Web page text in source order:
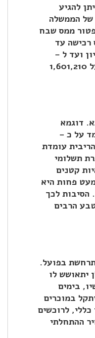
להגיע
של הממשלה
ממס שבח
מפטור ממס רכישה עד
דירה ראשונה). על חלק השווי מ – 1.35 מיליון ועד ל –
1,601,210 ₪ ישלמו הרוכשים מס בגובה של 3.5% ואילו על חלק השווי העולה על 1,601,210
דוגמא
על כ –
נסגרה לה והריבית עומדת
תשלומי
קטנים
פחות היא
בשורת התייקרות ביטוחי המשכנתא – ביטוחים אלה צפויים להתייקר בכ – 20%. הסיבות לכך
הרבים
בפועל.
יתאושש לו
בימים
במוכרים
לרוכשים
ההתחלתי